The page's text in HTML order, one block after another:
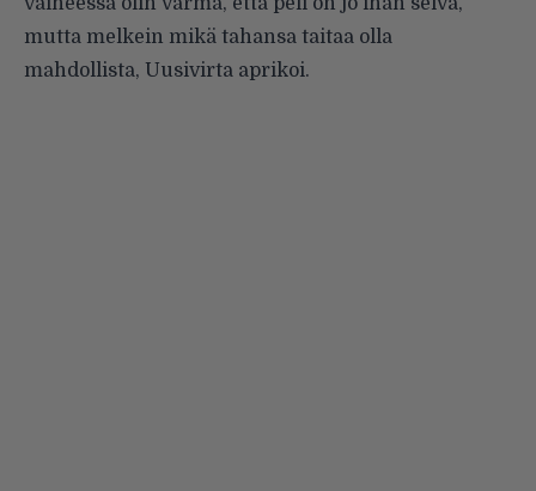
mutta melkein mikä tahansa taitaa olla
mahdollista, Uusivirta aprikoi.